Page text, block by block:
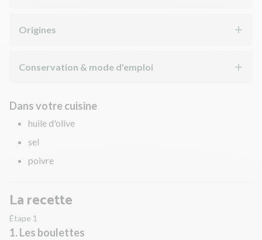
Origines
Conservation & mode d'emploi
Dans votre cuisine
huile d'olive
sel
poivre
La recette
Étape 1
1. Les boulettes